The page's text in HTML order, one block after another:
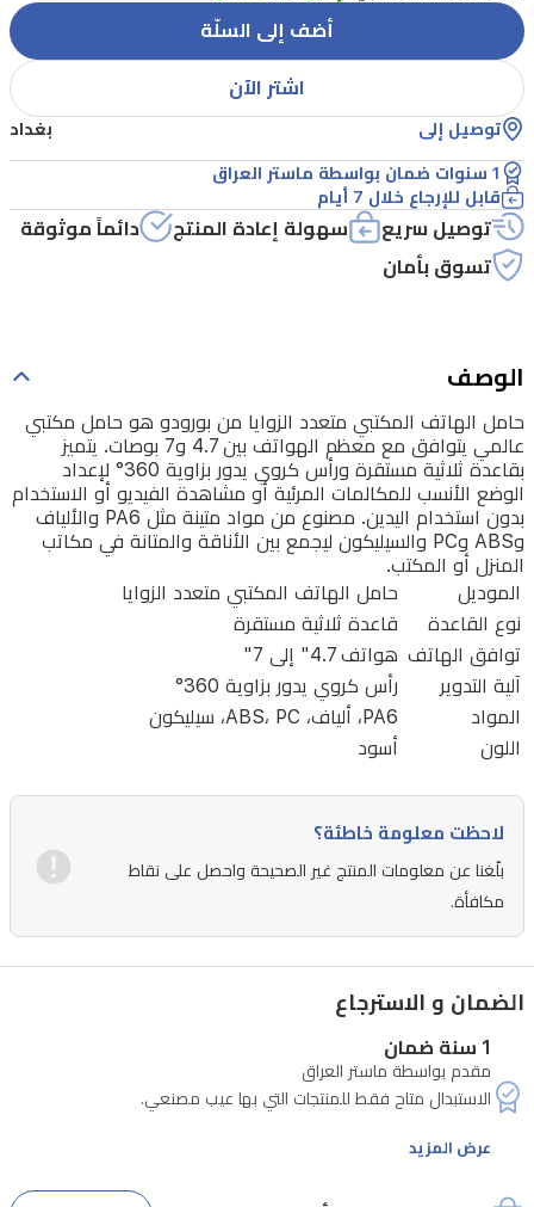
مكتبي
عالمي
يتوافق
مع
معظم
الهواتف
بين
4.7
و7
بقاعدة
ثلاثية
مستقرة
ورأس
كروي
يدور
بزاوية
لإعداد
الوضع
الأنسب
مشاهدة
الاستخدام
استخدام
اليدين.
أضف إلى السلّة
اشتر الآن
توصيل إلى بغداد
1 سنوات ضمان بواسطة ماستر العراق
قابل للإرجاع خلال 7 أيام
توصيل سريع سهولة إعادة المنتج
دائماً موثوقة
تسوق بأمان
الوصف
حامل الهاتف المكتبي متعدد الزوايا من بورودو هو حامل مكتبي
عالمي يتوافق مع معظم الهواتف بين 4.7 و7 بوصات. يتميز
بقاعدة ثلاثية مستقرة ورأس كروي يدور بزاوية 360° لإعداد
الوضع الأنسب للمكالمات المرئية أو مشاهدة الفيديو أو الاستخدام
بدون استخدام اليدين. مصنوع من مواد متينة مثل PA6 والألياف
وABS وPC والسيليكون ليجمع بين الأناقة والمتانة في مكاتب
المنزل أو المكتب.
الموديل
حامل الهاتف المكتبي متعدد الزوايا
نوع القاعدة
قاعدة ثلاثية مستقرة
توافق الهاتف هواتف 4.7" إلى 7"
آلية التدوير
رأس كروي يدور بزاوية 360°
المواد
PA6، ألياف، ABS، PC، سيليكون
اللون
أسود
لاحظت معلومة خاطئة؟
بلّغنا عن معلومات المنتج غير الصحيحة واحصل على نقاط
مكافأة.
الضمان و الاسترجاع
1 سنة ضمان
مقدم بواسطة ماستر العراق
عرض المزيد